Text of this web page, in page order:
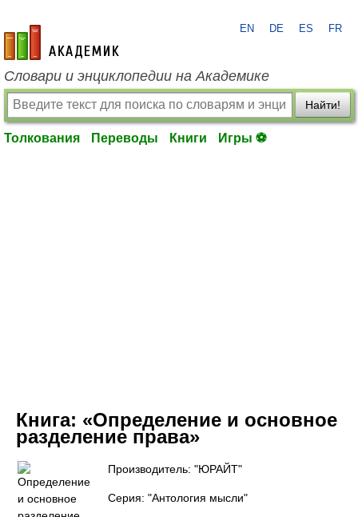
academic.ru
EN DE ES FR
Словари и энциклопедии на Академике
Найти!
Толкования Переводы Книги Игры ⚽
Книга: «Определение и основное
разделение права»
Производитель: "ЮРАЙТ"
Серия: "Антология мысли"